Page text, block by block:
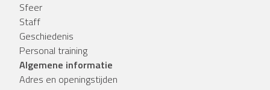
Sfeer
Staff
Geschiedenis
Personal training
Algemene informatie
Adres en openingstijden